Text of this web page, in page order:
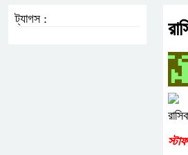
স্টাফ
ট্যাগস :